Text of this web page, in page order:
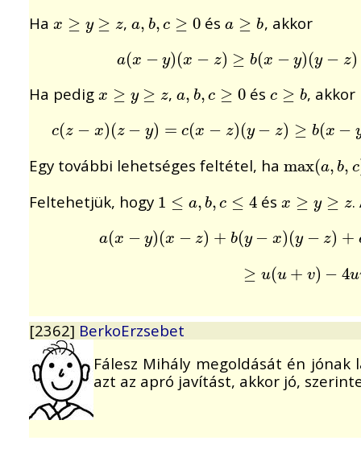
Ha x ≥ y ≥ z
x≥y≥z ,a, b, c ≥ 0
a, b,c≥ 0 ésa ≥ b
a ≥b , akkor
a(x − y)(x − z) ≥ b(x − y)(y − z)
a(x−y) (x−z) ≥b (x− y)( y−z) =−b(y− x)( y−
Ha pedig x ≥ y ≥ z
x≥y≥z ,a, b, c ≥ 0
a, b,c≥ 0 ésc ≥ b
c ≥b , akkor
c(z − x)(z − y) = c(x − z)(y − z) ≥ b(x −
c(z−x) (z−y)=c (x− z)( y−z) ≥b (x−y)(y−z) =− b(y− x)(
Egy további lehetséges feltétel, ha max(a, b, c
max(a,b,c)
Feltehetjük, hogy 1 ≤ a, b, c ≤ 4
1 ≤a b,c≤4 ésx ≥ y ≥ z
x≥y≥z .
a(x − y)(x − z) + b(y − x)(y − z) +
a(x−y) (x−z)+b (y− x)( y−z)+c(z−x) (z−y) =a
≥ u(u + v) − 4u
≥u (u+v )− 4u v+ (u+
[2362] BerkoErzsebet
Fálesz Mihály megoldását én
azt az apró javítást, akkor jó,